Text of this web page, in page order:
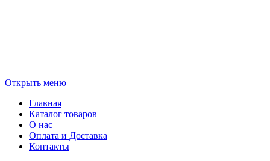
Открыть меню
Главная
Каталог товаров
О нас
Оплата и Доставка
Контакты